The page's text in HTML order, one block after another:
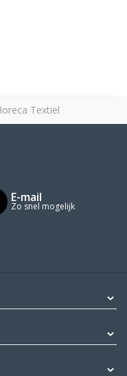
Textiel
E-mail
Zo snel mogelijk